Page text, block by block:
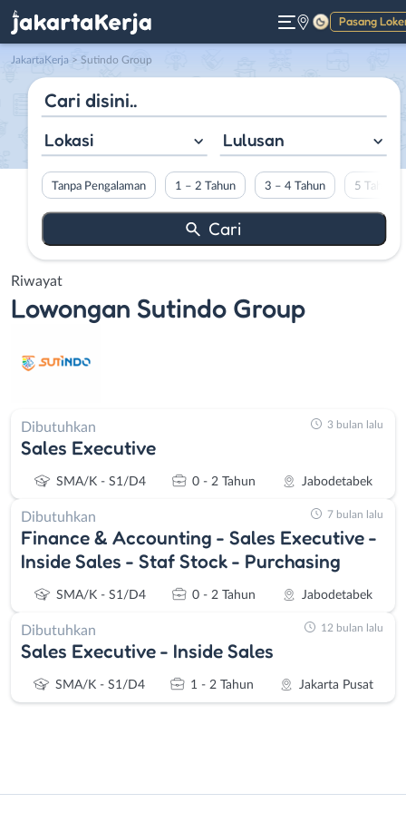
Pasang
Gelap
JakartaKerja > Sutindo Group
Lokasi Lulusan
Tanpa Pengalaman 1 – 2 Tahun 3 – 4 Tahun 5 Tahun
Riwayat
Lowongan Sutindo Group
Dibutuhkan
Sales Executive
SMA/K - S1/D4 0 - 2 Tahun Jabodetabek
3 bulan lalu
Dibutuhkan
Finance & Accounting - Sales Executive -
Inside Sales - Staf Stock - Purchasing
SMA/K - S1/D4 0 - 2 Tahun Jabodetabek
7 bulan lalu
Dibutuhkan
Sales Executive - Inside Sales
SMA/K - S1/D4 1 - 2 Tahun Jakarta Pusat
12 bulan lalu
Administrasi
Bebas